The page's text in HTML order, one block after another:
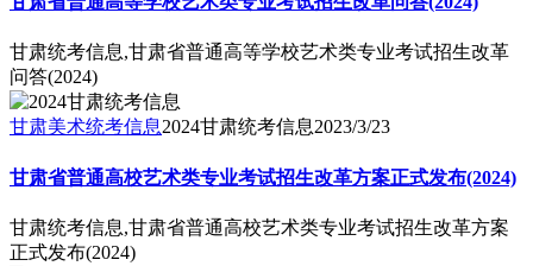
甘肃统考信息,甘肃省普通高等学校艺术类专业考试招生改革
问答(2024)
甘肃美术统考信息2024甘肃统考信息2023/3/23
甘肃省普通高校艺术类专业考试招生改革方案正式发布(2024)
甘肃统考信息,甘肃省普通高校艺术类专业考试招生改革方案
正式发布(2024)